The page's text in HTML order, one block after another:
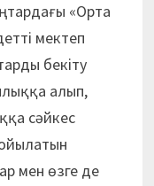
«Орта
мектеп
бекіту
алып,
сәйкес
мен өзге де